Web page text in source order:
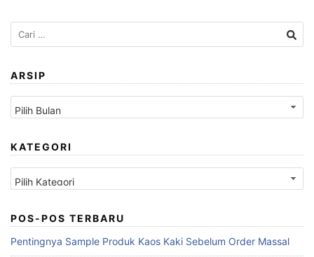
Cari
untuk:
ARSIP
Arsip
KATEGORI
Kategori
POS-POS TERBARU
Pentingnya Sample Produk Kaos Kaki Sebelum Order Massal